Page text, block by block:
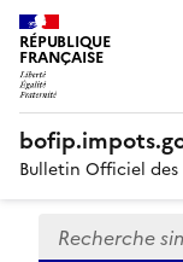
RÉPUBLIQUE
FRANÇAISE
Bulletin Officiel des
Formulaire
Recherche